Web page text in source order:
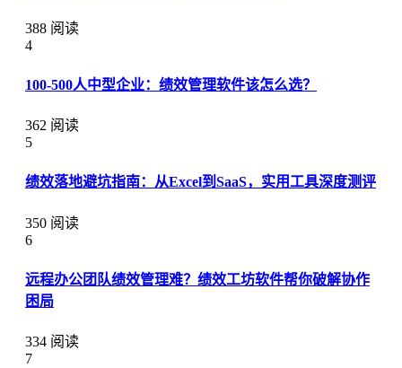
388 阅读
4
100-500人中型企业：绩效管理软件该怎么选？
362 阅读
5
绩效落地避坑指南：从Excel到SaaS，实用工具深度测评
350 阅读
6
远程办公团队绩效管理难？绩效工坊软件帮你破解协作
困局
334 阅读
7